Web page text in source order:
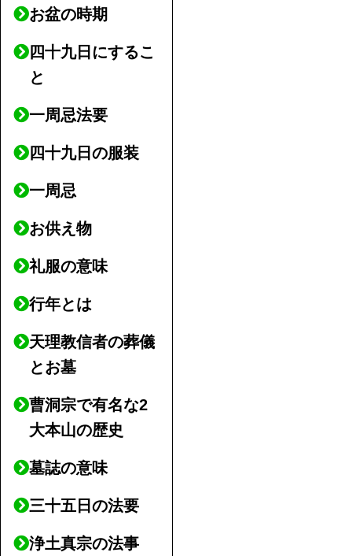
お盆の時期
四十九日にするこ
と
一周忌法要
四十九日の服装
一周忌
お供え物
礼服の意味
行年とは
天理教信者の葬儀
とお墓
曹洞宗で有名な2
大本山の歴史
墓誌の意味
三十五日の法要
浄土真宗の法事